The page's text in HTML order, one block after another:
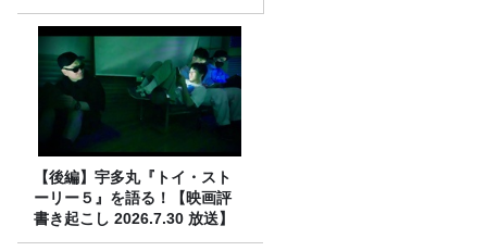
る？
【後編】宇多丸『トイ・スト
ーリー５』を語る！【映画評
書き起こし 2026.7.30 放送】